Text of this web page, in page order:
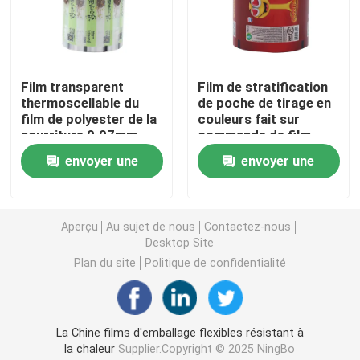
Film d'emballage à haute barrière
Film en rouleau laminé
Film d'emballage imprimé
Film d'emballage alimentaire congelé
Film d'emballage alimentaire en plastique
Film d'emballage pour animaux de compagnie
Film transparent
thermoscellable du
film de polyester de la
nourriture 0.07mm
BOPP
envoyer une
Film de stratification
de poche de tirage en
couleurs fait sur
commande de film
d'enveloppe de bout
droit de BOPP VMCPP
50mic
envoyer une
Aperçu Au sujet de nous
Contactez-nous
Desktop Site
Plan du site
Politique de confidentialité
La Chine films d'emballage flexibles résistant à
la chaleur Supplier.Copyright © 2025 NingBo